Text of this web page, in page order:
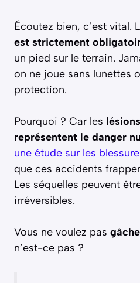
Écoutez bien, c’est vital.
est strictement
un pied sur le terrain.
on ne joue sans lunettes
protection.
Pourquoi ? Car les
représentent le danger
une étude sur les
que ces accidents
Les séquelles peuvent
irréversibles.
Vous ne voulez pas
n’est-ce pas ?